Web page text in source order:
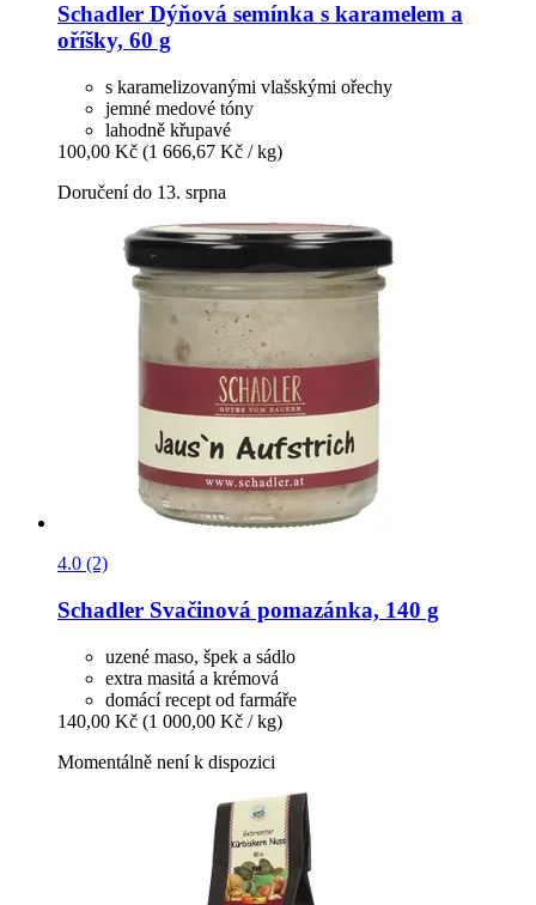
Schadler Dýňová semínka s karamelem a
oříšky, 60 g
s karamelizovanými vlašskými ořechy
jemné medové tóny
lahodně křupavé
100,00 Kč (1 666,67 Kč / kg)
Doručení do 13. srpna
4.0 (2)
Schadler Svačinová pomazánka, 140 g
uzené maso, špek a sádlo
extra masitá a krémová
domácí recept od farmáře
140,00 Kč (1 000,00 Kč / kg)
Momentálně není k dispozici